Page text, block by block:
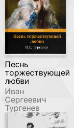
Песнь
торжествующей
любви
Иван
Сергеевич
Тургенев